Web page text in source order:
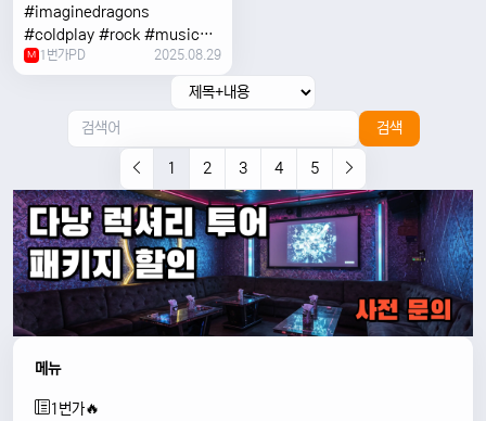
#imaginedragons
#coldplay #rock #music
#concert
M 1번가PD 2025.08.29
검색
1 2 3 4 5
메뉴
1번가🔥